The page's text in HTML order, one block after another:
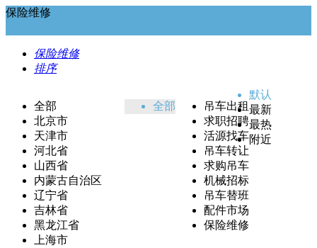
保险维修
保险维修
排序
全部
北京市
天津市
河北省
山西省
内蒙古自治区
辽宁省
吉林省
黑龙江省
上海市
全部
吊车出租
求职招聘
活源找车
吊车转让
求购吊车
机械招标
吊车替班
配件市场
保险维修
默认
最新
最热
附近